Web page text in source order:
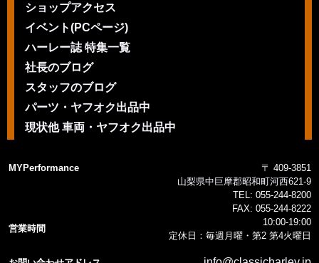
ショップアクセス
イベント(PCページ)
ハーレー誌 特集一覧
社長のブログ
スタッフのブログ
パーツ・ヤフオク出品中
現状他 車両・ヤフオク出品中
MYPerformance
〒 409-3851
山梨県中巨摩郡昭和町河西621-9
TEL: 055-244-8200
FAX: 055-244-8222
営業時間
10:00-19:00
定休日：毎週月曜・第2 第4火曜日